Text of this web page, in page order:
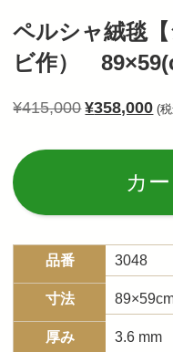
ペルシャ絨毯
ビ作）
¥415,000 ¥358,000 (
カ
品番 3048
寸法
厚み 3.6 mm